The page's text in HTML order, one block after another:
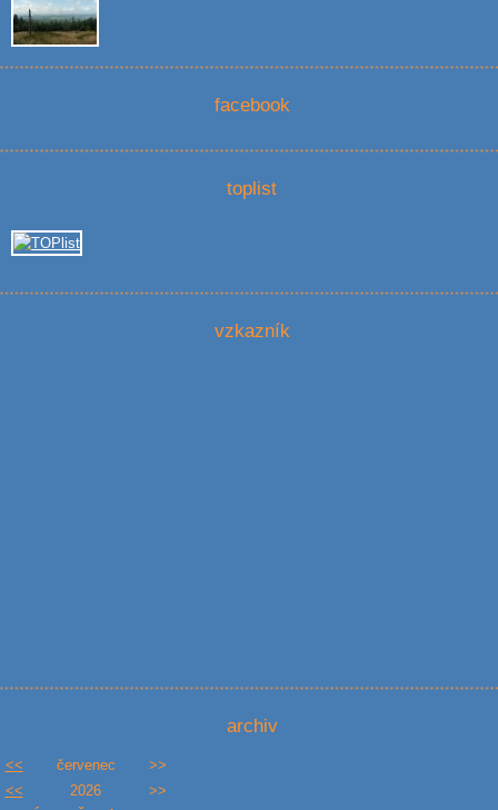
facebook
toplist
vzkazník
archiv
<< červenec
>>
<<
2026
>>